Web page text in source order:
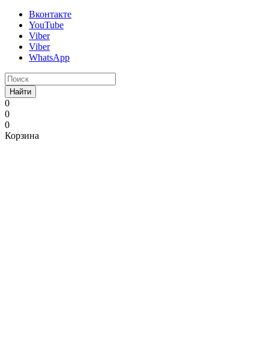
Вконтакте
YouTube
Viber
Viber
WhatsApp
Найти
0
0
0
Корзина